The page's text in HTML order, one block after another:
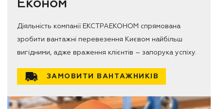
Економ
Діяльність компанії ЕКСТРАЕКОНОМ спрямована
зробити вантажні перевезення Києвом найбільш
вигідними, адже враження клієнтів – запорука успіху.
ЗАМОВИТИ ВАНТАЖНИКІВ